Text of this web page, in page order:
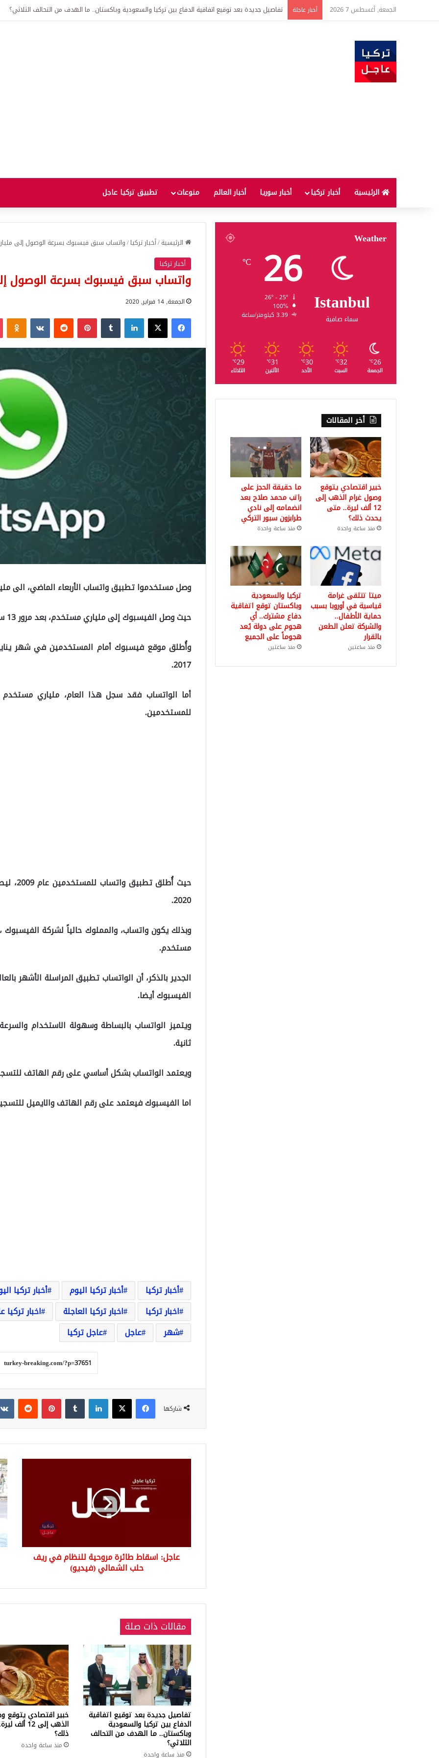
الجمعة, أغسطس 7 2026 أخبار عاجلة خبير اقتصادي يتوقع وصول غرام الذهب إلى 12 ألف ليرة.. متى يحدث ذلك؟
الرئيسية أخبار تركيا أخبار سوريا أخبار العالم منوعات تطبيق تركيا عاجل
الرئيسية/أخبار تركيا/واتساب سبق فيسبوك بسرعة الوصول إلى
أخبار تركيا
واتساب سبق فيسبوك بسرعة الوصول
الجمعة, 14 فبراير, 2020
فيسبوك‫X لينكدإن بينتيريست
وصل مستخدموا تطبيق واتساب الأربعاء الماضي، الى
حيث وصل الفيسبوك إلى ملياري مستخدم، بعد مرور 13 سنة من تاريخ إطلاق الموقع.
2017.
للمستخدمين.
2020.
وبذلك يكون واتساب، والمملوك حالياً لشركة
مستخدم.
الجدير بالذكر، أن الواتساب تطبيق المراسلة الأشهر
الفيسبوك أيضا.
ويتميز الواتساب بالبساطة وسهولة الاستخدام
ثانية.
ويعتمد الواتساب بشكل أساسي على رقم الهاتف
اما الفيسبوك فيعتمد على رقم الهاتف والايميل
أخبار تركيا أخبار تركيا اليوم أخبار تركيا
اخبار تركيا
اخبار تركيا العاجلة اخبار تركيا
شهر
عاجل عاجل تركيا
شاركها
فيسبوك‫X لينكدإن بينتيريست
الشمالي
(فيديو)عاجل: اسقاط طائرة مروحية للنظام في ريف
حلب الشمالي (فيديو)
..
4
مقالات ذات صلة
تفاصيل جديدة بعد توقيع اتفاقية
الدفاع بين تركيا والسعودية
وباكستان.. ما الهدف من التحالف
الثلاثي؟
منذ ساعة واحدة
خبير اقتصادي يتوقع
الذهب إلى
ذلك؟
منذ ساعة واحدة
Weather
Istanbul
سماء صافية
26
℃
100%
3.39 كيلومتر/ساعة
26
℃
الجمعة
32
℃
السبت
30
℃
الأحد
31
℃
الأثنين
29
℃
الثلاثاء
أخر المقالات
خبير اقتصادي يتوقع
وصول غرام الذهب إلى
12 ألف ليرة.. متى
يحدث ذلك؟
منذ ساعة واحدة
ما حقيقة الحجز على
راتب محمد صلاح بعد
انضمامه إلى نادي
طرابزون سبور التركي
منذ ساعة واحدة
ميتا تتلقى غرامة
قياسية في أوروبا بسبب
حماية الأطفال..
والشركة تعلن الطعن
بالقرار
منذ ساعتين
تركيا والسعودية
وباكستان توقع اتفاقية
دفاع مشترك.. أي
هجوم على دولة يُعد
هجوماً على الجميع
منذ ساعتين